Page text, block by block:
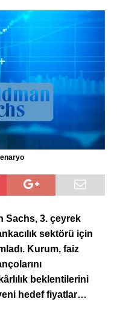
Sachs, 3. çeyrek
sektörü için
Kurum, faiz
beklentilerini
hedef fiyatlar…